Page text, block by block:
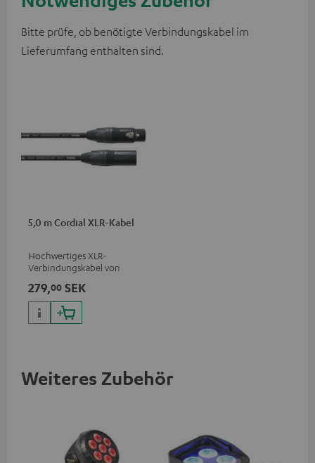
Bitte prüfe, ob benötigte Verbindungskabel im
Lieferumfang enthalten sind.
5,0 m Cordial XLR-Kabel
Hochwertiges XLR-
Verbindungskabel von
279,00 SEK
Weiteres Zubehör